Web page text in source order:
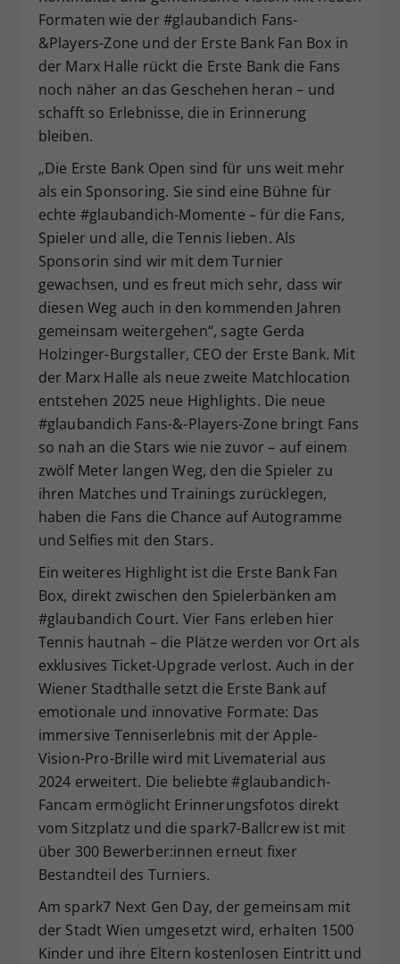
Formaten wie der #glaubandich Fans-
&Players-Zone und der Erste Bank Fan Box in
der Marx Halle rückt die Erste Bank die Fans
noch näher an das Geschehen heran – und
schafft so Erlebnisse, die in Erinnerung
bleiben.
„Die Erste Bank Open sind für uns weit mehr
als ein Sponsoring. Sie sind eine Bühne für
echte #glaubandich-Momente – für die Fans,
Spieler und alle, die Tennis lieben. Als
Sponsorin sind wir mit dem Turnier
gewachsen, und es freut mich sehr, dass wir
diesen Weg auch in den kommenden Jahren
gemeinsam weitergehen“, sagte Gerda
Holzinger-Burgstaller, CEO der Erste Bank. Mit
der Marx Halle als neue zweite Matchlocation
entstehen 2025 neue Highlights. Die neue
#glaubandich Fans-&-Players-Zone bringt Fans
so nah an die Stars wie nie zuvor – auf einem
zwölf Meter langen Weg, den die Spieler zu
ihren Matches und Trainings zurücklegen,
haben die Fans die Chance auf Autogramme
und Selfies mit den Stars.
Ein weiteres Highlight ist die Erste Bank Fan
Box, direkt zwischen den Spielerbänken am
#glaubandich Court. Vier Fans erleben hier
Tennis hautnah – die Plätze werden vor Ort als
exklusives Ticket-Upgrade verlost. Auch in der
Wiener Stadthalle setzt die Erste Bank auf
emotionale und innovative Formate: Das
immersive Tenniserlebnis mit der Apple-
Vision-Pro-Brille wird mit Livematerial aus
2024 erweitert. Die beliebte #glaubandich-
Fancam ermöglicht Erinnerungsfotos direkt
vom Sitzplatz und die spark7-Ballcrew ist mit
über 300 Bewerber:innen erneut fixer
Bestandteil des Turniers.
Am spark7 Next Gen Day, der gemeinsam mit
der Stadt Wien umgesetzt wird, erhalten 1500
Kinder und ihre Eltern kostenlosen Eintritt und